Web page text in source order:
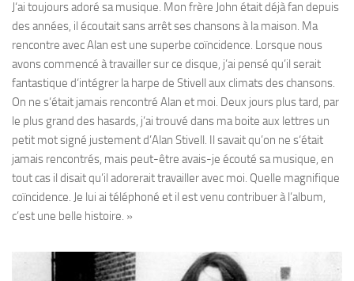
J‘ai toujours adoré sa musique. Mon frère John était déjà fan depuis
des années, il écoutait sans arrêt ses chansons à la maison. Ma
rencontre avec Alan est une superbe coïncidence. Lorsque nous
avons commencé à travailler sur ce disque, j’ai pensé qu’il serait
fantastique d‘intégrer la harpe de Stivell aux climats des chansons.
On ne s‘était jamais rencontré Alan et moi. Deux jours plus tard, par
le plus grand des hasards, j’ai trouvé dans ma boite aux lettres un
petit mot signé justement d’Alan Stivell. Il savait qu’on ne s‘était
jamais rencontrés, mais peut-être avais-je écouté sa musique, en
tout cas il disait qu’il adorerait travailler avec moi. Quelle magnifique
coïncidence. Je lui ai téléphoné et il est venu contribuer à l’album,
c’est une belle histoire. »